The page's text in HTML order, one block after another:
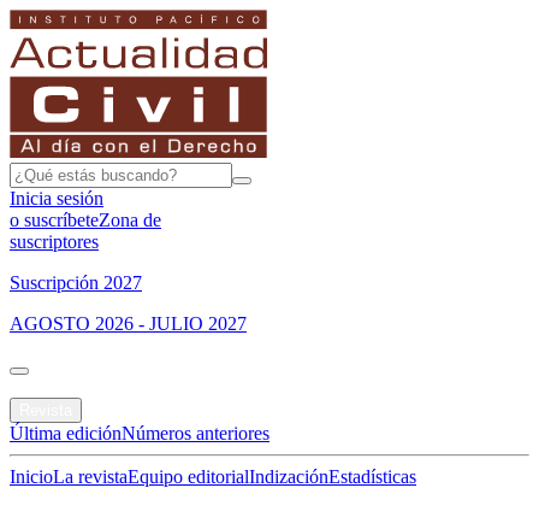
Inicia sesión
o suscríbeteZona de
suscriptores
Suscripción 2027
AGOSTO 2026 - JULIO 2027
Última ediciónNúmeros anteriores
InicioLa revistaEquipo editorialIndizaciónEstadísticas